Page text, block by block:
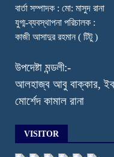
বার্তা সম্পাদক : মো: মাসুদ রানা
যুগ্ম-ব্যবস্থাপনা পরিচালক :
কাজী আসাদুর রহমান ( টিটু )
উপদেষ্টা মন্ডলী:-
আলহাজ্ব আবু বাক্কার,
মোর্শেদ কামাল রানা
VISITOR